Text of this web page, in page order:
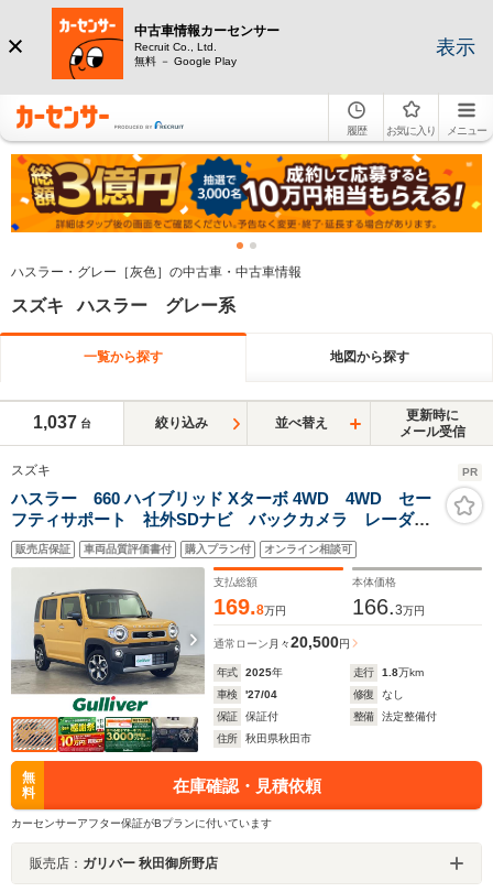
中古車情報カーセンサー
Recruit Co., Ltd.
無料 － Google Play
表示
履歴 お気に入り メニュー
ハスラー・グレー［灰色］の中古車・中古車情報
スズキ ハスラー グレー系
一覧から探す 地図から探す
1,037 台 絞り込み 並べ替え
更新時に
メール受信
スズキ PR
ハスラー 660 ハイブリッド Xターボ 4WD 4WD セー
フティサポート 社外SDナビ バックカメラ レーダー
クルーズコントロール LEDオートライト シートヒー
ター 純正15インチアルミホイール ステアリングスイ
販売店保証 車両品質評価書付 購入プラン付 オンライン相談可
支払総額
169.8万円
本体価格
166.3万円
通常ローン 月々20,500円
年式 2025年 走行 1.8万km
車検
'27/04 修復
なし
保証
保証付 整備
法定整備付
住所
秋田県秋田市
無
料
在庫確認・見積依頼
カーセンサーアフター保証がBプランに付いています
販売店： ガリバー 秋田御所野店